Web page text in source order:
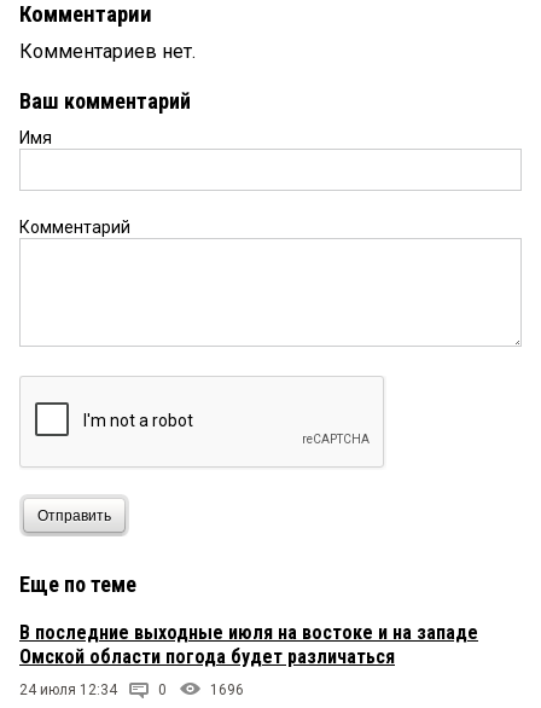
Комментарии
Комментариев нет.
Ваш комментарий
Имя
Комментарий
Отправить
Еще по теме
В последние выходные июля на востоке и на западе
Омской области погода будет различаться
24 июля 12:34 0 1696